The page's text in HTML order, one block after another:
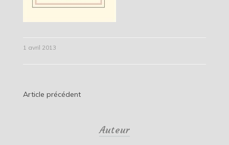
1 avril 2013
Navigation
Article précédent
Auteur